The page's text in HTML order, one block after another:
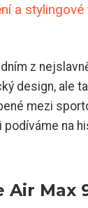
a stylingové
z
design, ale
mezi
podíváme na
Air Max